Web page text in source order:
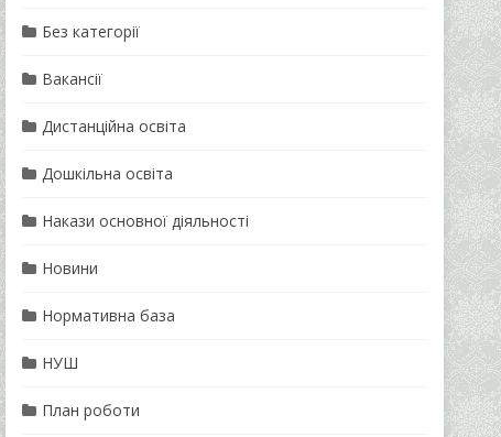
Без категорії
Вакансії
Дистанційна освіта
Дошкільна освіта
Накази основної діяльності
Новини
Нормативна база
НУШ
План роботи